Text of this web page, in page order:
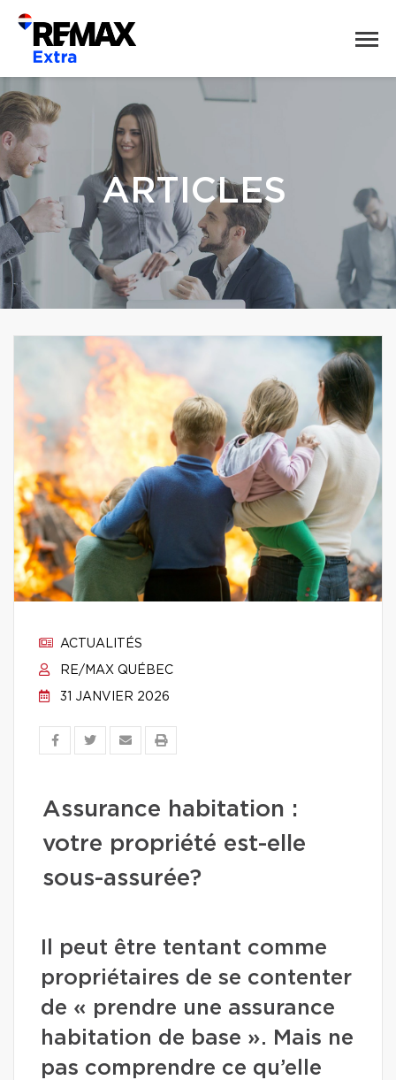
ARTICLES
ACTUALITÉS
RE/MAX QUÉBEC
31 JANVIER 2026
Assurance habitation :
votre propriété est-elle
sous-assurée?
Il peut être tentant comme
propriétaires de se contenter
de « prendre une assurance
habitation de base ». Mais ne
pas comprendre ce qu’elle